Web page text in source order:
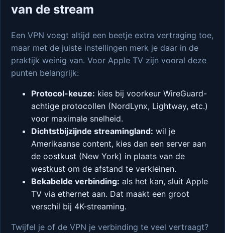
van de stream
Een VPN voegt altijd een beetje extra vertraging toe,
maar met de juiste instellingen merk je daar in de
praktijk weinig van. Voor Apple TV zijn vooral deze
punten belangrijk:
Protocol-keuze: kies bij voorkeur WireGuard-
achtige protocollen (NordLynx, Lightway, etc.)
voor maximale snelheid.
Dichtstbijzijnde streamingland: wil je
Amerikaanse content, kies dan een server aan
de oostkust (New York) in plaats van de
westkust om de afstand te verkleinen.
Bekabelde verbinding: als het kan, sluit Apple
TV via ethernet aan. Dat maakt een groot
verschil bij 4K-streaming.
Twijfel je of de VPN je verbinding te veel vertraagt?